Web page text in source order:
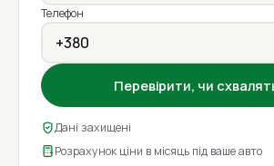
Телефон
Перевірити, чи
Дані захищені
Розрахунок ціни в місяць під ваше авто